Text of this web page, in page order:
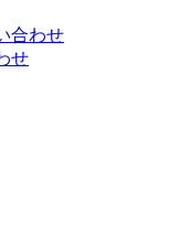
合わせ
せ